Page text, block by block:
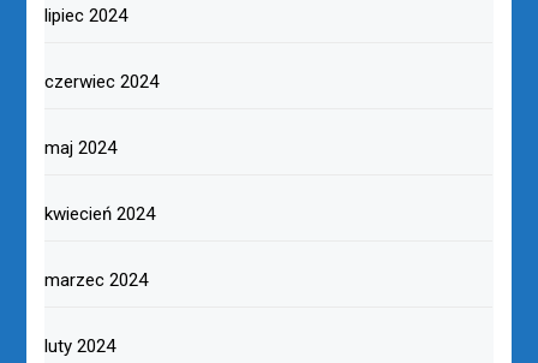
lipiec 2024
czerwiec 2024
maj 2024
kwiecień 2024
marzec 2024
luty 2024